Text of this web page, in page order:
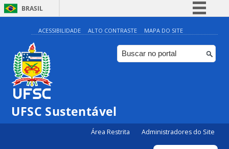
BRASIL
Simplifique!
Comunica BR
Participe
ACESSIBILIDADE ALTO CONTRASTE MAPA DO SITE
UFSC Sustentável
Área Restrita Administradores do Site